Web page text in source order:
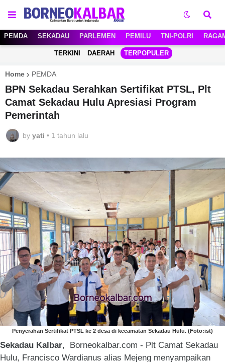
PEMDA SEKADAU PARLEMEN PEMILU TNI-POLRI
TERKINI DAERAH TERPOPULER
Home PEMDA
BPN Sekadau Serahkan Sertifikat PTSL, Plt
Camat Sekadau Hulu Apresiasi Program
Pemerintah
by yati • 1 tahun lalu
Penyerahan Sertifikat PTSL ke 2 desa di kecamatan Sekadau Hulu. (Foto:ist)
Sekadau Kalbar, Borneokalbar.com - Plt Camat Sekadau
Hulu, Francisco Wardianus alias Mejeng menyampaikan